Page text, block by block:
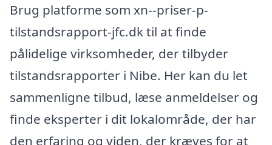
Brug platforme som xn--priser-p-
tilstandsrapport-jfc.dk til at finde
pålidelige virksomheder, der tilbyder
tilstandsrapporter i Nibe. Her kan du let
sammenligne tilbud, læse anmeldelser og
finde eksperter i dit lokalområde, der har
den erfaring og viden, der kræves for at